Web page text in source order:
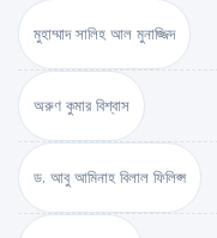
মুহাম্মাদ সালিহ আল মুনাজ্জিদ
অরুণ কুমার বিশ্বাস
ড. আবু আমিনাহ বিলাল ফিলিপ্স